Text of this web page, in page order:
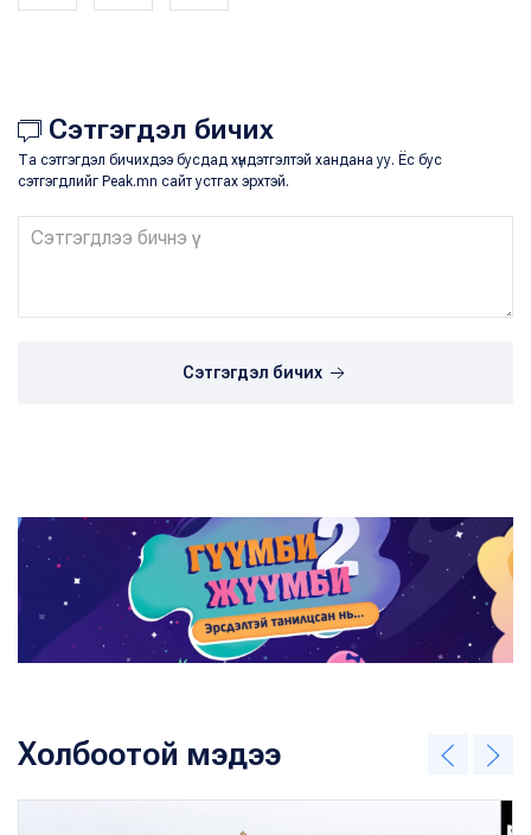
Сэтгэгдэл бичих
Та сэтгэгдэл бичихдээ бусдад хүндэтгэлтэй хандана уу. Ёс бус
сэтгэгдлийг Peak.mn сайт устгах эрхтэй.
Сэтгэгдэл бичих
Холбоотой мэдээ